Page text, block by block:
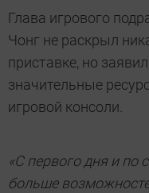
Глава игрового
Чонг не раскрыл
приставке, но
значительные
игровой консоли.
«С первого дня и по
больше